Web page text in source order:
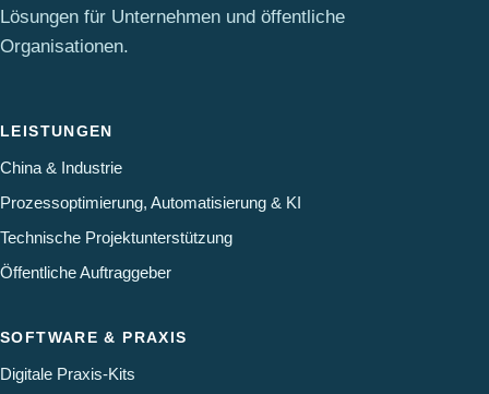
Lösungen für Unternehmen und öffentliche
Organisationen.
LEISTUNGEN
China & Industrie
Prozessoptimierung, Automatisierung & KI
Technische Projektunterstützung
Öffentliche Auftraggeber
SOFTWARE & PRAXIS
Digitale Praxis-Kits